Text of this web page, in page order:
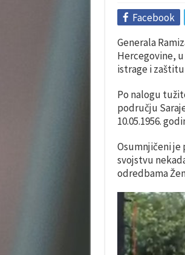
Facebook
Generala
Hercegovine,
istrage i zaštitu
Po nalogu
području
10.05.1956.
Osumnjičeni je
svojstvu
odredbama